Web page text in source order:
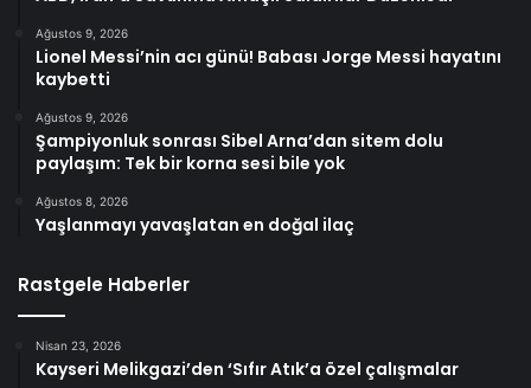
Ağustos 9, 2026
Lionel Messi’nin acı günü! Babası Jorge Messi hayatını
kaybetti
Ağustos 9, 2026
Şampiyonluk sonrası Sibel Arna’dan sitem dolu
paylaşım: Tek bir korna sesi bile yok
Ağustos 8, 2026
Yaşlanmayı yavaşlatan en doğal ilaç
Rastgele Haberler
Nisan 23, 2026
Kayseri Melikgazi’den ‘Sıfır Atık’a özel çalışmalar